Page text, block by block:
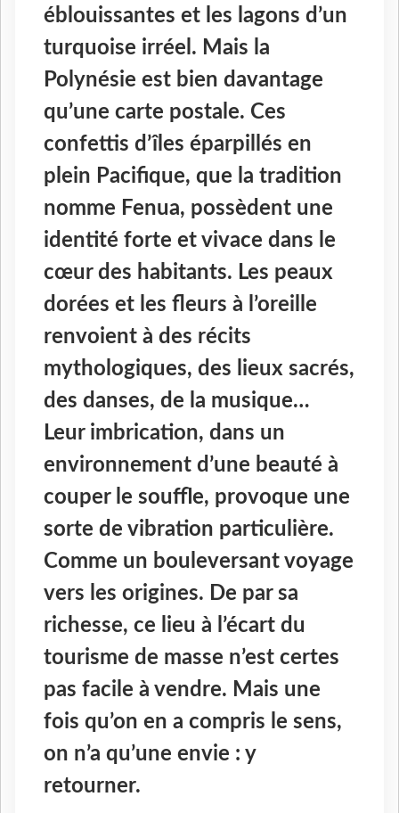
éblouissantes et les lagons d’un
turquoise irréel. Mais la
Polynésie est bien davantage
qu’une carte postale. Ces
confettis d’îles éparpillés en
plein Pacifique, que la tradition
nomme Fenua, possèdent une
identité forte et vivace dans le
cœur des habitants. Les peaux
dorées et les fleurs à l’oreille
renvoient à des récits
mythologiques, des lieux sacrés,
des danses, de la musique…
Leur imbrication, dans un
environnement d’une beauté à
couper le souffle, provoque une
sorte de vibration particulière.
Comme un bouleversant voyage
vers les origines. De par sa
richesse, ce lieu à l’écart du
tourisme de masse n’est certes
pas facile à vendre. Mais une
fois qu’on en a compris le sens,
on n’a qu’une envie : y
retourner.